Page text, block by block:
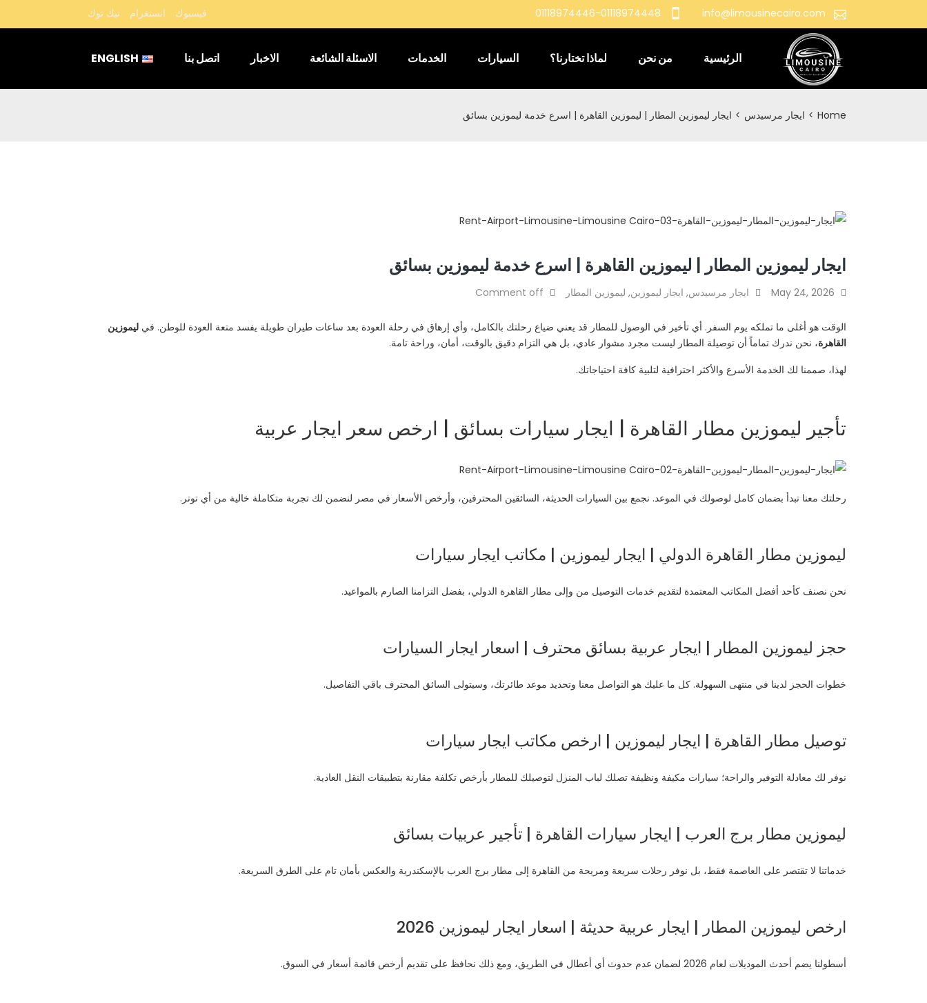
info@limousinecairo.com
01118974446-01118974448 فيسبوك انستغرام تيك توك
الرئيسية من نحن لماذا تختارنا؟ السيارات الخدمات الاسئلة الشائعة الاخبار اتصل بنا ENGLISH
Home
> ايجار مرسيدس > ايجار ليموزين المطار | ليموزين القاهرة | اسرع خدمة ليموزين بسائق
ايجار ليموزين المطار | ليموزين القاهرة | اسرع خدمة ليموزين بسائق
May 24, 2026 ايجار مرسيدس, ايجار ليموزين, ليموزين المطار Comment off
الوقت هو أغلى ما تملكه يوم السفر. أي تأخير في الوصول للمطار قد يعني ضياع رحلتك بالكامل، وأي إرهاق في رحلة العودة بعد ساعات طيران طويلة يفسد متعة العودة للوطن. في ليموزين
القاهرة، نحن ندرك تماماً أن توصيلة المطار ليست مجرد مشوار عادي، بل هي التزام دقيق بالوقت، أمان، وراحة تامة.
لهذا، صممنا لك الخدمة الأسرع والأكثر احترافية لتلبية كافة احتياجاتك.
تأجير ليموزين مطار القاهرة | ايجار سيارات بسائق | ارخص سعر ايجار عربية
رحلتك معنا تبدأ بضمان كامل لوصولك في الموعد. نجمع بين السيارات الحديثة، السائقين المحترفين، وأرخص الأسعار في مصر لنضمن لك تجربة متكاملة خالية من أي توتر.
ليموزين مطار القاهرة الدولي | ايجار ليموزين | مكاتب ايجار سيارات
نحن نصنف كأحد أفضل المكاتب المعتمدة لتقديم خدمات التوصيل من وإلى مطار القاهرة الدولي، بفضل التزامنا الصارم بالمواعيد.
حجز ليموزين المطار | ايجار عربية بسائق محترف | اسعار ايجار السيارات
خطوات الحجز لدينا في منتهى السهولة. كل ما عليك هو التواصل معنا وتحديد موعد طائرتك، وسيتولى السائق المحترف باقي التفاصيل.
توصيل مطار القاهرة | ايجار ليموزين | ارخص مكاتب ايجار سيارات
نوفر لك معادلة التوفير والراحة؛ سيارات مكيفة ونظيفة تصلك لباب المنزل لتوصيلك للمطار بأرخص تكلفة مقارنة بتطبيقات النقل العادية.
ليموزين مطار برج العرب | ايجار سيارات القاهرة | تأجير عربيات بسائق
خدماتنا لا تقتصر على العاصمة فقط، بل نوفر رحلات سريعة ومريحة من القاهرة إلى مطار برج العرب بالإسكندرية والعكس بأمان تام على الطرق السريعة.
ارخص ليموزين المطار | ايجار عربية حديثة | اسعار ايجار ليموزين 2026
أسطولنا يضم أحدث الموديلات لعام 2026 لضمان عدم حدوث أي أعطال في الطريق، ومع ذلك نحافظ على تقديم أرخص قائمة أسعار في السوق.